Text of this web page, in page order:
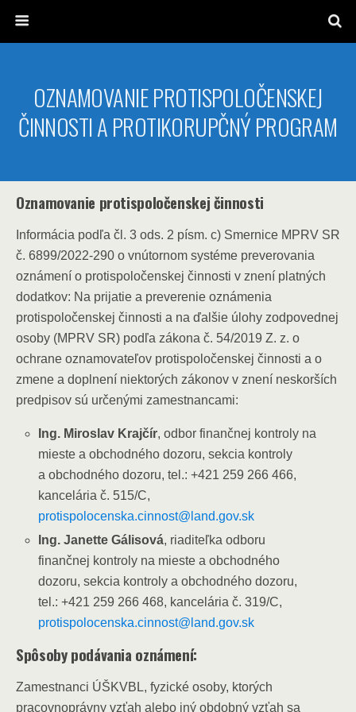
OZNAMOVANIE PROTISPOLOČENSKEJ
ČINNOSTI A PROTIKORUPČNÝ PROGRAM
Oznamovanie protispoločenskej činnosti
Informácia podľa čl. 3 ods. 2 písm. c) Smernice MPRV SR
č. 6899/2022-290 o vnútornom systéme preverovania
oznámení o protispoločenskej činnosti v znení platných
dodatkov: Na prijatie a preverenie oznámenia
protispoločenskej činnosti a na ďalšie úlohy zodpovednej
osoby (MPRV SR) podľa zákona č. 54/2019 Z. z. o
ochrane oznamovateľov protispoločenskej činnosti a o
zmene a doplnení niektorých zákonov v znení neskorších
predpisov sú určenými zamestnancami:
Ing. Miroslav Krajčír, odbor finančnej kontroly na
mieste a obchodného dozoru, sekcia kontroly
a obchodného dozoru, tel.: +421 259 266 466,
kancelária č. 515/C,
protispolocenska.cinnost@land.gov.sk
Ing. Janette Gálisová, riaditeľka odboru
finančnej kontroly na mieste a obchodného
dozoru, sekcia kontroly a obchodného dozoru,
tel.: +421 259 266 468, kancelária č. 319/C,
protispolocenska.cinnost@land.gov.sk
Spôsoby podávania oznámení:
Zamestnanci ÚŠKVBL, fyzické osoby, ktorých
pracovnoprávny vzťah alebo iný obdobný vzťah sa